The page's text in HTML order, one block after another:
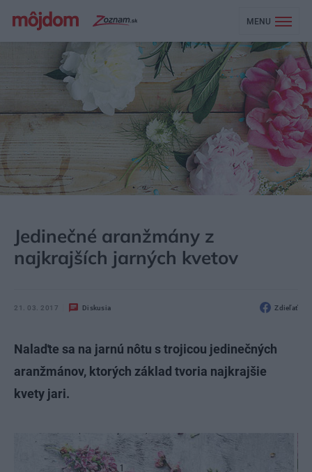
MENU
Jedinečné aranžmány z
najkrajších jarných kvetov
21. 03. 2017 Diskusia Zdieľať
Nalaďte sa na jarnú nôtu s trojicou jedinečných
aranžmánov, ktorých základ tvoria najkrajšie
kvety jari.